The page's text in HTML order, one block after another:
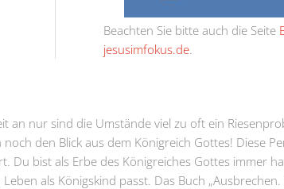
Beachten Sie bitte auch die Seite
jesusimfokus.de
nur sind die Umstände viel zu oft ein
den Blick aus dem Königreich Gottes! Diese
Du bist als Erbe des Königreiches Gottes immer
als Königskind passt. Das Buch